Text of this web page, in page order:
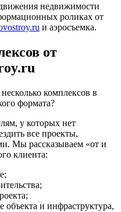
недвижимости
роликах от
и аэросъемка.
от
комплексов в
формата?
у которых нет
все проекты,
Мы рассказываем «от и
клиента:
объекта и инфраструктура,